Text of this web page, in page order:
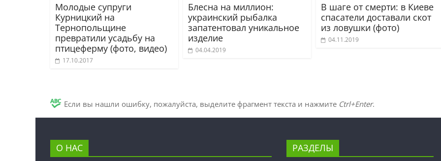
Молодые супруги
Курницкий на
Тернопольщине
превратили усадьбу на
птицеферму (фото, видео)
17.10.2017
Блесна на миллион:
украинский рыбалка
запатентовал уникальное
изделие
04.04.2019
В шаге от смерти: в Киеве
спасатели доставали скот
из ловушки (фото)
04.11.2019
Если вы нашли ошибку, пожалуйста, выделите фрагмент текста и нажмите Ctrl+Enter.
О НАС РАЗДЕЛЫ